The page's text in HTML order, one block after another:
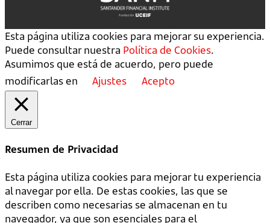
Esta página utiliza cookies para mejorar su experiencia.
Puede consultar nuestra Política de Cookies.
Asumimos que está de acuerdo, pero puede
modificarlas en
Ajustes Acepto
Cerrar
Resumen de Privacidad
Esta página utiliza cookies para mejorar tu experiencia
al navegar por ella. De estas cookies, las que se
describen como necesarias se almacenan en tu
navegador, ya que son esenciales para el